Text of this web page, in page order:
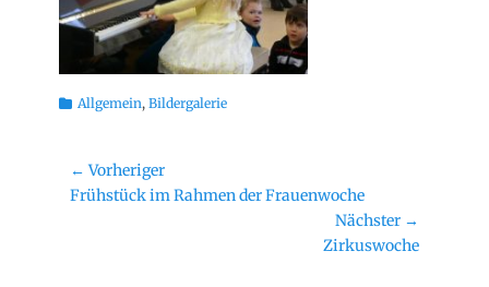
Kategorien
Allgemein, Bildergalerie
Beitragsnavigation
← Vorheriger
Vorheriger
Frühstück im Rahmen der Frauenwoche
Nächster →
Zirkuswoche